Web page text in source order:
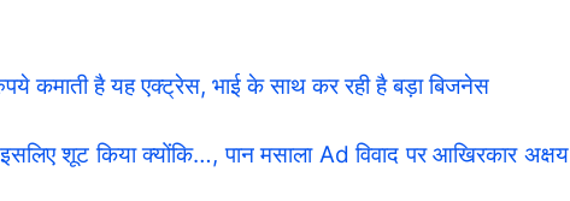
कमाती है यह एक्ट्रेस, भाई के साथ कर रही है बड़ा बिजनेस
शूट किया क्योंकि…, पान मसाला Ad विवाद पर आखिरकार अक्षय